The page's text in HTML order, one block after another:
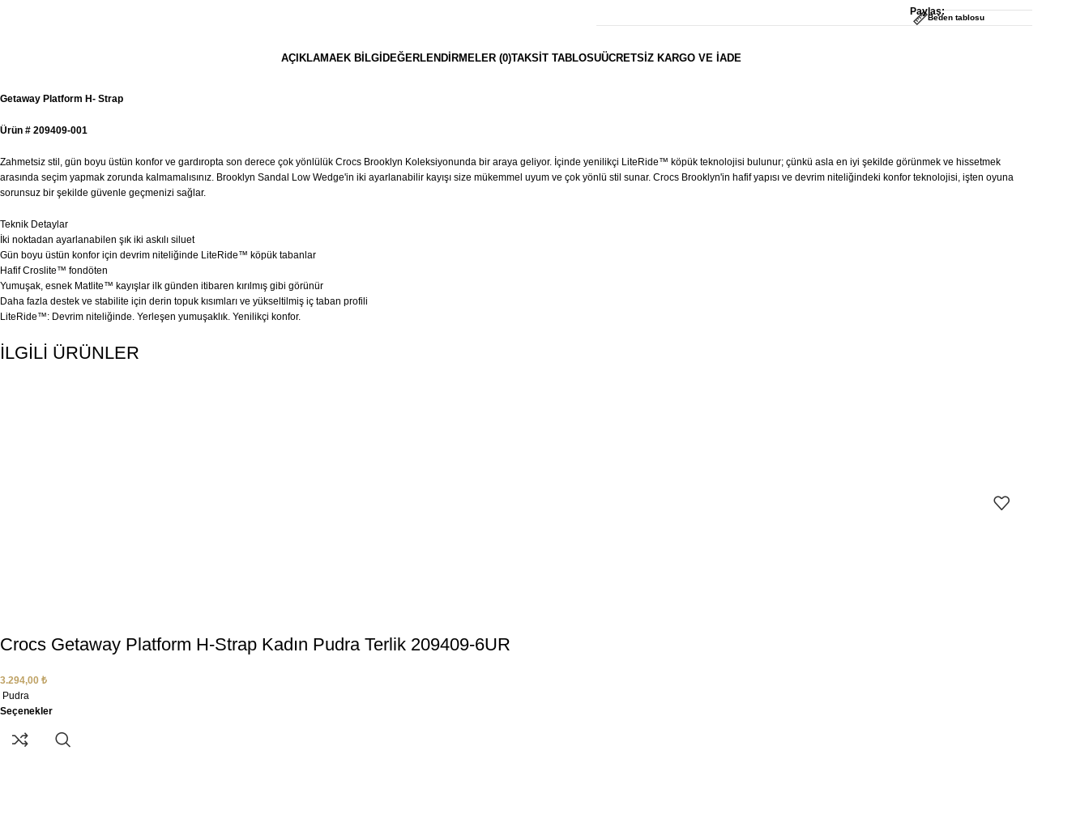
Beden tablosu
Paylaş:
AÇIKLAMAEK BILGI DEĞERLENDIRMELER (0)TAKSIT TABLOSUÜCRETSIZ KARGO VE İADE
Getaway Platform H- Strap
Ürün # 209409-001
Zahmetsiz stil, gün boyu üstün konfor ve gardıropta son derece çok yönlülük Crocs Brooklyn Koleksiyonunda bir araya geliyor. İçinde yenilikçi LiteRide™ köpük teknolojisi bulunur; çünkü asla en iyi şekilde görünmek ve hissetmek
arasında seçim yapmak zorunda kalmamalısınız. Brooklyn Sandal Low Wedge'in iki ayarlanabilir kayışı size mükemmel uyum ve çok yönlü stil sunar. Crocs Brooklyn'in hafif yapısı ve devrim niteliğindeki konfor teknolojisi, işten oyuna
sorunsuz bir şekilde güvenle geçmenizi sağlar.
Teknik Detaylar
İki noktadan ayarlanabilen şık iki askılı siluet
Gün boyu üstün konfor için devrim niteliğinde LiteRide™ köpük tabanlar
Hafif Croslite™ fondöten
Yumuşak, esnek Matlite™ kayışlar ilk günden itibaren kırılmış gibi görünür
Daha fazla destek ve stabilite için derin topuk kısımları ve yükseltilmiş iç taban profili
LiteRide™: Devrim niteliğinde. Yerleşen yumuşaklık. Yenilikçi konfor.
İLGİLİ ÜRÜNLER
Crocs Getaway Platform H-Strap Kadın Pudra Terlik 209409-6UR
3.294,00 ₺
Pudra
Seçenekler